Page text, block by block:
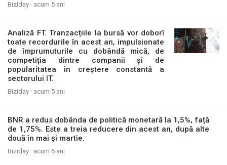
Biziday · acum 5 ani
Analiză FT. Tranzacțiile la bursă vor doborî
toate recordurile în acest an, impulsionate
de împrumuturile cu dobândă mică, de
competiția dintre companii și de
popularitatea în creștere constantă a
sectorului IT.
Biziday · acum 5 ani
BNR a redus dobânda de politică monetară la 1,5%, față
de 1,75%. Este a treia reducere din acest an, după alte
două în mai și martie.
Biziday · acum 6 ani